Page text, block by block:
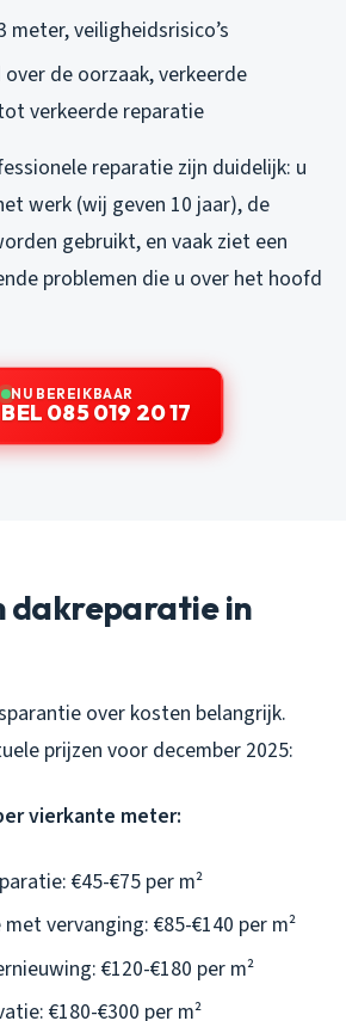
meter, veiligheidsrisico’s
de oorzaak, verkeerde
verkeerde reparatie
reparatie zijn duidelijk: u
werk (wij geven 10 jaar), de
gebruikt, en vaak ziet een
problemen die u over het hoofd
NU BEREIKBAAR
BEL 085 019 20 17
dakreparatie in
over kosten belangrijk.
prijzen voor december 2025:
vierkante meter:
€45-€75 per m²
vervanging: €85-€140 per m²
€120-€180 per m²
€180-€300 per m²